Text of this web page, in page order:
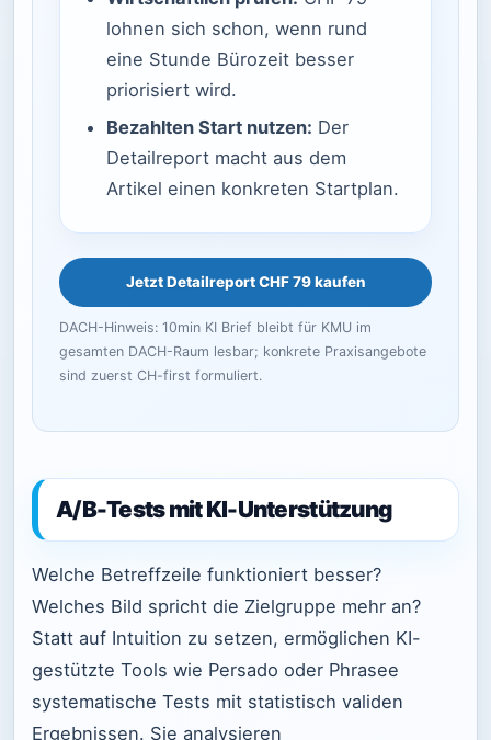
lohnen sich schon, wenn rund
eine Stunde Bürozeit besser
priorisiert wird.
Bezahlten Start nutzen: Der
Detailreport macht aus dem
Artikel einen konkreten Startplan.
Jetzt Detailreport CHF 79 kaufen
DACH-Hinweis: 10min KI Brief bleibt für KMU im
gesamten DACH-Raum lesbar; konkrete Praxisangebote
sind zuerst CH-first formuliert.
A/B-Tests mit KI-Unterstützung
Welche Betreffzeile funktioniert besser?
Welches Bild spricht die Zielgruppe mehr an?
Statt auf Intuition zu setzen, ermöglichen KI-
gestützte Tools wie Persado oder Phrasee
systematische Tests mit statistisch validen
Ergebnissen. Sie analysieren